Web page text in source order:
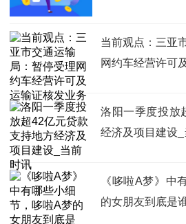
当前观点：三亚
网约车经营许可
洛阳一季度投放
经济及项目建设
《哆啦A梦》中
的女朋友到底是